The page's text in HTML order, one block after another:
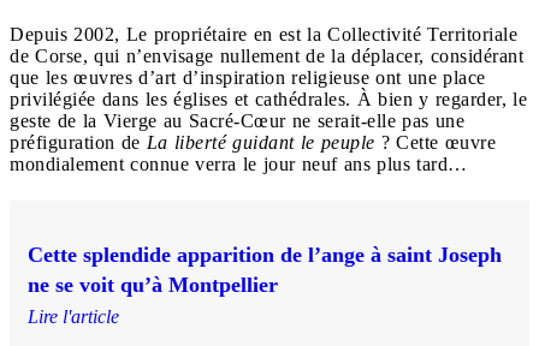
Depuis 2002, Le propriétaire en est la Collectivité Territoriale
de Corse, qui n’envisage nullement de la déplacer, considérant
que les œuvres d’art d’inspiration religieuse ont une place
privilégiée dans les églises et cathédrales. À bien y regarder, le
geste de la Vierge au Sacré-Cœur ne serait-elle pas une
préfiguration de La liberté guidant le peuple ? Cette œuvre
mondialement connue verra le jour neuf ans plus tard…
Cette splendide apparition de l’ange à saint Joseph
ne se voit qu’à Montpellier
Lire l'article